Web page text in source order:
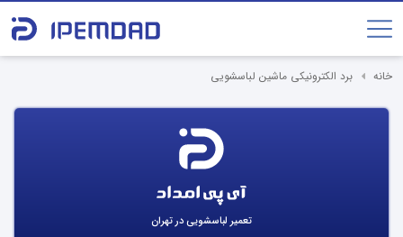
خانه برد الکترونیکی ماشین لباسشویی
تعمیر لباسشویی در تهران